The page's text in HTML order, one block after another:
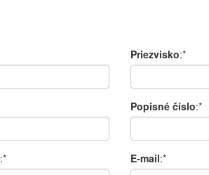
Priezvisko:*
Popisné číslo:*
:* E-mail:*